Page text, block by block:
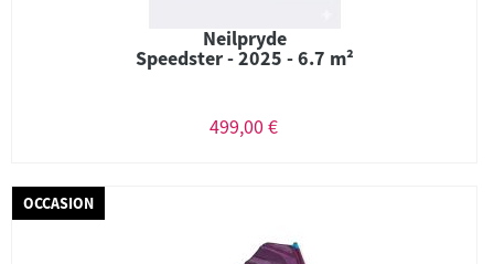
Neilpryde
Speedster - 2025 - 6.7 m²
499,00 €
OCCASION